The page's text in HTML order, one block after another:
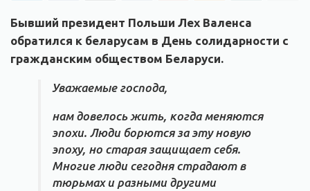
Бывший президент Польши Лех Валенса
обратился к беларусам в День солидарности с
гражданским обществом Беларуси.
Уважаемые господа,
нам довелось жить, когда меняются
эпохи. Люди борются за эту новую
эпоху, но старая защищает себя.
Многие люди сегодня страдают в
тюрьмах и разными другими